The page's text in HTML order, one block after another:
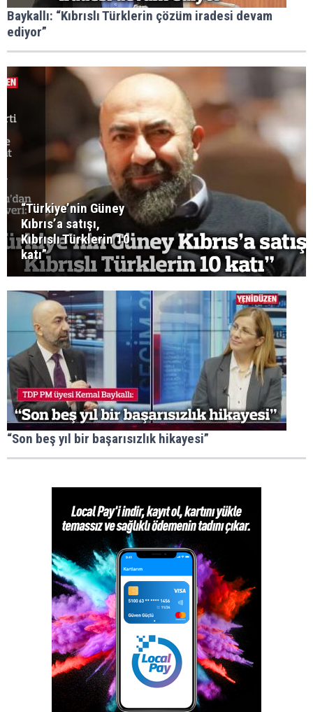
Baykallı: “Kıbrıslı Türklerin çözüm iradesi devam
ediyor”
“Türkiye’nin Güney
Kıbrıs’a satışı,
Kıbrıslı Türklerin 10
katı”
“Son beş yıl bir başarısızlık hikayesi”